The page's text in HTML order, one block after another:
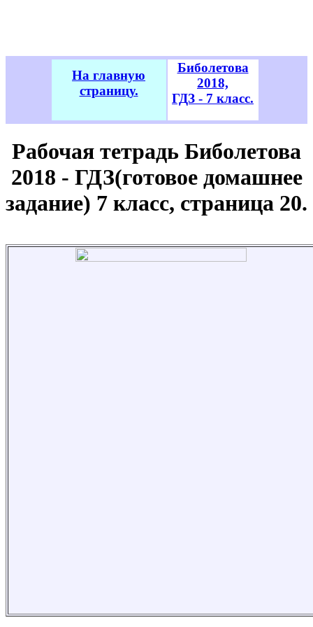
На главную
страницу.
Биболетова
2018,
ГДЗ - 7 класс.
Рабочая тетрадь Биболетова
2018 - ГДЗ(готовое домашнее
задание) 7 класс, страница 20.